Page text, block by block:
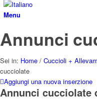
Menu
Annunci
Sei in: Home / Cuccioli +
cucciolate
Aggiungi una nuova inserzione
Annunci cucciolate